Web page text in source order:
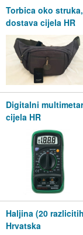
Torbica oko
dostava cijela HR
Digitalni
cijela HR
Haljina (20
Hrvatska